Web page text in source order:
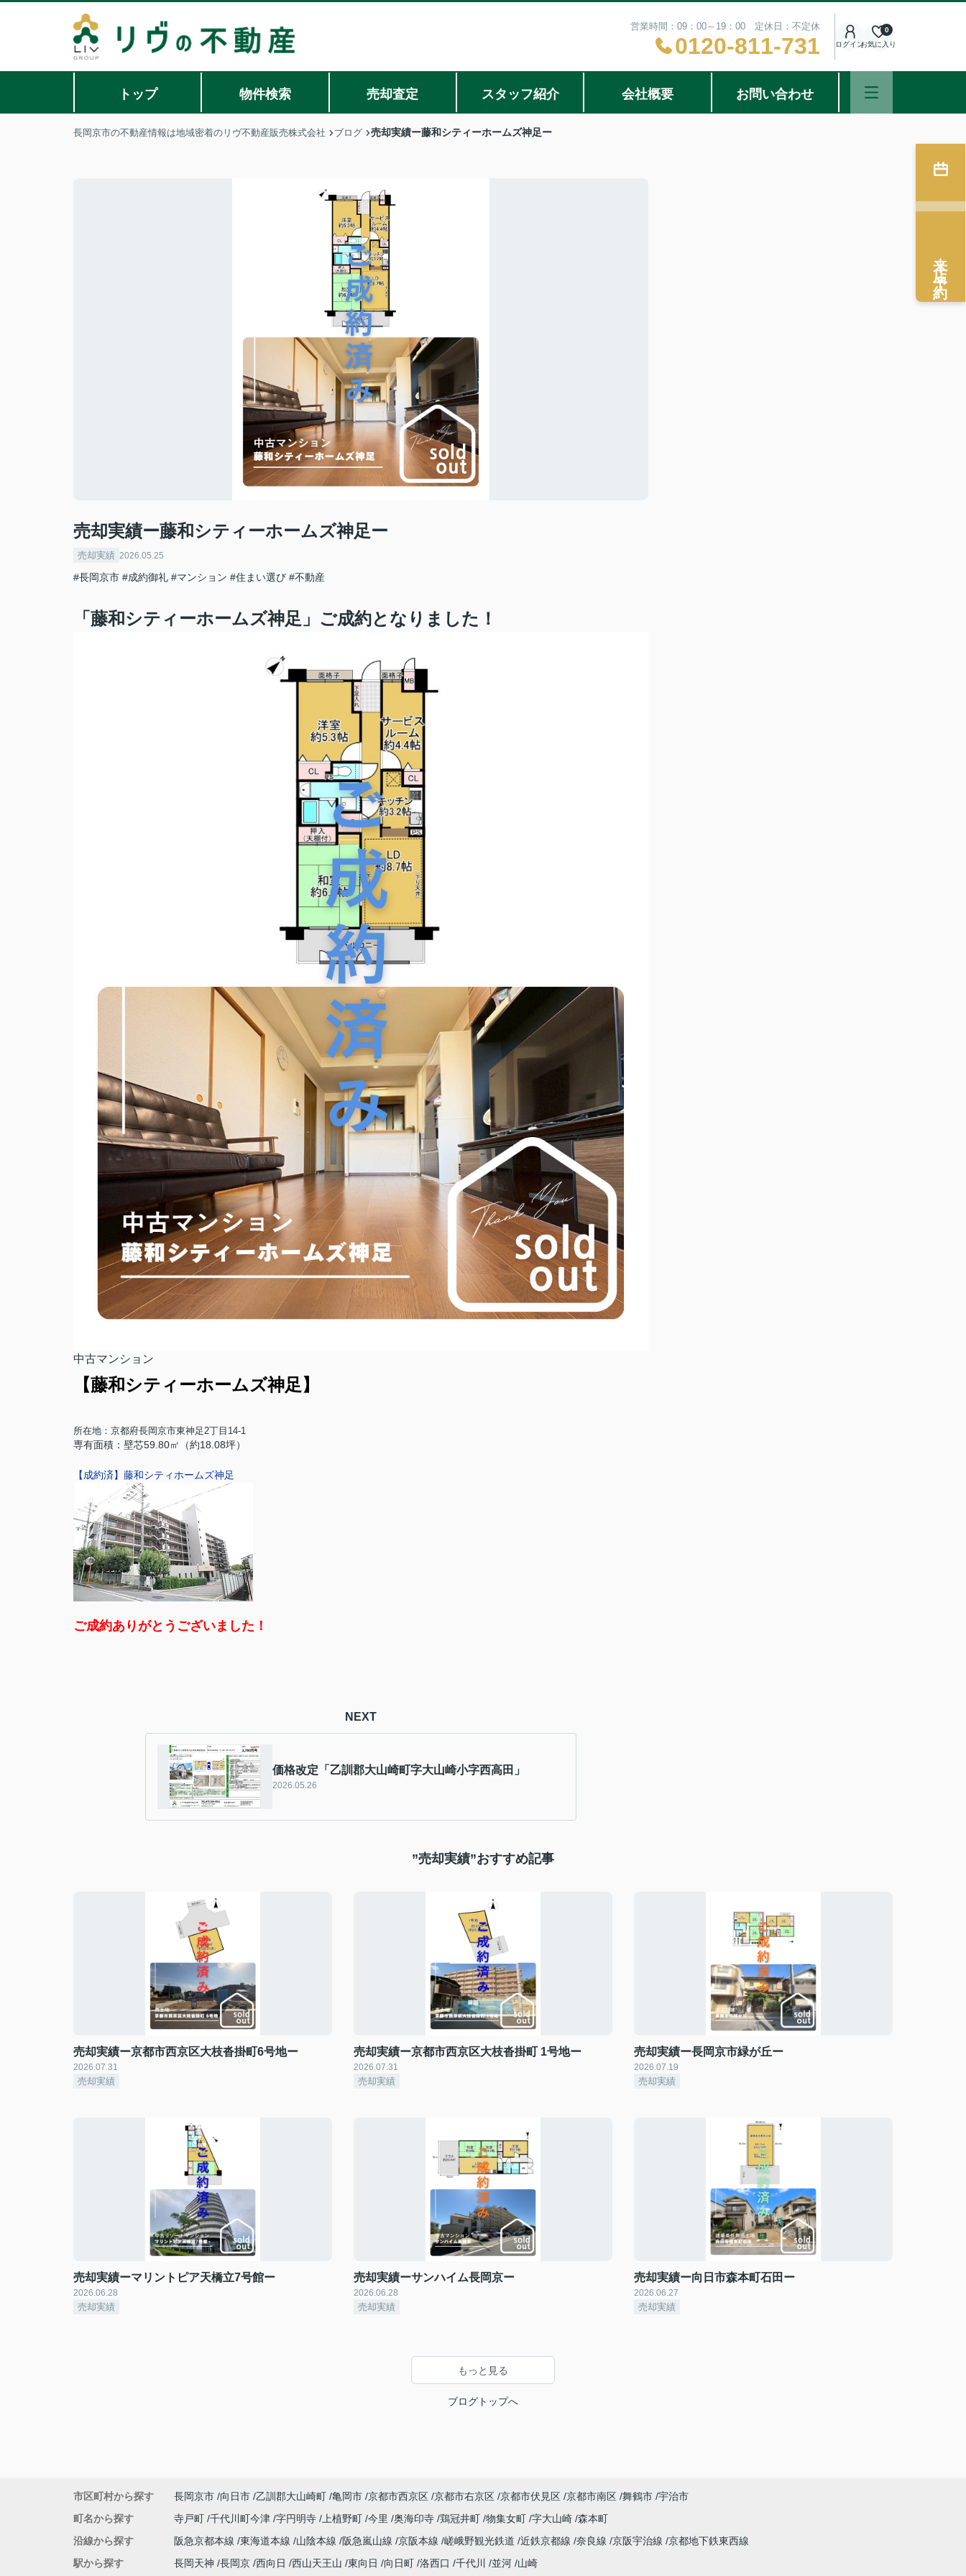
営業時間：09：00～19：00 定休日：不定休
0120-811-731 ログインお気に入り
0
トップ 物件検索 売却査定 スタッフ紹介 会社概要 お問い合わせ
長岡京市の不動産情報は地域密着のリヴ不動産販売株式会社 ブログ 売却実績ー藤和シティーホームズ神足ー
売却実績ー藤和シティーホームズ神足ー
売却実績 2026.05.25
#長岡京市 #成約御礼 #マンション #住まい選び #不動産
「藤和シティーホームズ神足」ご成約となりました！
中古マンション
【藤和シティーホームズ神足】
所在地： 京都府⻑岡京市東神足2丁目14-1
専有面積：壁芯59.80㎡（約18.08坪）
【成約済】藤和シティホームズ神足
ご成約ありがとうございました！
NEXT
価格改定「乙訓郡大山崎町字大山崎小字西高田」
2026.05.26
”売却実績”おすすめ記事
売却実績ー京都市西京区大枝沓掛町6号地ー
2026.07.31
売却実績
売却実績ー京都市西京区大枝沓掛町 1号地ー
2026.07.31
売却実績
売却実績ー長岡京市緑が丘ー
2026.07.19
売却実績
売却実績ーマリントピア天橋立7号館ー
2026.06.28
売却実績
売却実績ーサンハイム長岡京ー
2026.06.28
売却実績
売却実績ー向日市森本町石田ー
2026.06.27
売却実績
もっと見る
ブログトップへ
来店予約
市区町村から探す 長岡京市 向日市 乙訓郡大山崎町 亀岡市 京都市西京区 京都市右京区 京都市伏見区 京都市南区 舞鶴市 宇治市
町名から探す
寺戸町 千代川町今津 字円明寺 上植野町 今里 奥海印寺 鶏冠井町 物集女町 字大山崎 森本町
沿線から探す
阪急京都本線 東海道本線 山陰本線 阪急嵐山線 京阪本線 嵯峨野観光鉄道 近鉄京都線 奈良線 京阪宇治線 京都地下鉄東西線
駅から探す
長岡天神 長岡京 西向日 西山天王山 東向日 向日町 洛西口 千代川 並河 山崎